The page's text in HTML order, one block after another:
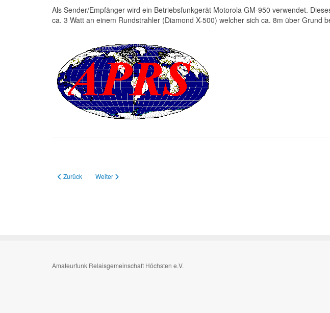
Als Sender/Empfänger wird ein Betriebsfunkgerät Motorola GM-950 verwendet.
ca. 3 Watt an einem Rundstrahler (Diamond X-500) welcher sich ca. 8m über Grund
Vorheriger Beitrag: DSTAR
Zurück Nächster Beitrag: 2m FM Relais
Weiter
Amateurfunk Relaisgemeinschaft Höchsten e.V.